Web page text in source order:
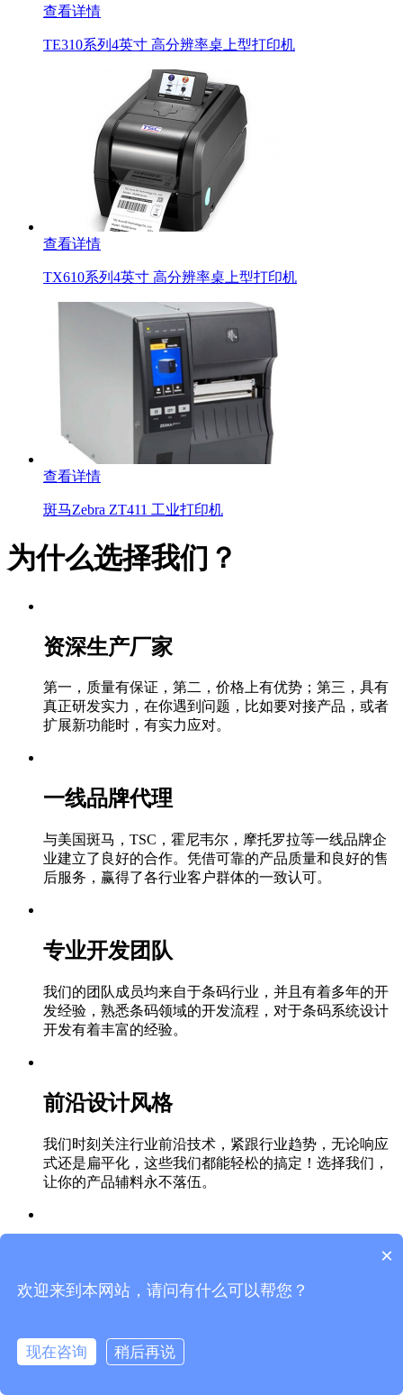
查看详情
TE310系列4英寸 高分辨率桌上型打印机
查看详情
TX610系列4英寸 高分辨率桌上型打印机
查看详情
斑马Zebra ZT411 工业打印机
为什么选择我们？
资深生产厂家
第一，质量有保证，第二，价格上有优势；第三，具有
真正研发实力，在你遇到问题，比如要对接产品，或者
扩展新功能时，有实力应对。
一线品牌代理
与美国斑马，TSC，霍尼韦尔，摩托罗拉等一线品牌企
业建立了良好的合作。凭借可靠的产品质量和良好的售
后服务，赢得了各行业客户群体的一致认可。
专业开发团队
我们的团队成员均来自于条码行业，并且有着多年的开
发经验，熟悉条码领域的开发流程，对于条码系统设计
开发有着丰富的经验。
前沿设计风格
我们时刻关注行业前沿技术，紧跟行业趋势，无论响应
式还是扁平化，这些我们都能轻松的搞定！选择我们，
让你的产品辅料永不落伍。
平时使用时遇到问题可以随时联系客服远程协助部署服
×
欢迎来到本网站，请问有什么可以帮您？
现在咨询 稍后再说